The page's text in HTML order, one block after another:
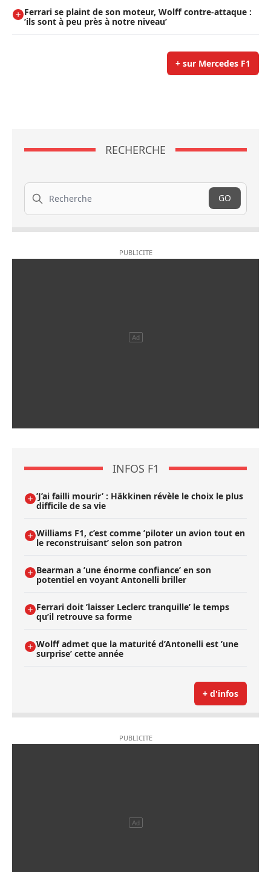
Ferrari se plaint de son moteur, Wolff contre-attaque :
’ils sont à peu près à notre niveau’
+ sur Mercedes F1
RECHERCHE
Recherche
GO
INFOS F1
’J’ai failli mourir’ : Häkkinen révèle le choix le plus
difficile de sa vie
Williams F1, c’est comme ’piloter un avion tout en
le reconstruisant’ selon son patron
Bearman a ’une énorme confiance’ en son
potentiel en voyant Antonelli briller
Ferrari doit ’laisser Leclerc tranquille’ le temps
qu’il retrouve sa forme
Wolff admet que la maturité d’Antonelli est ’une
surprise’ cette année
+ d'infos